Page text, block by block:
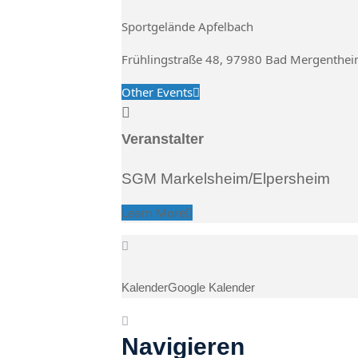
Sportgelände Apfelbach
Frühlingstraße 48, 97980 Bad
Other Events
Veranstalter
SGM Markelsheim/Elpersheim
Learn More
KalenderGoogle Kalender
Navigieren